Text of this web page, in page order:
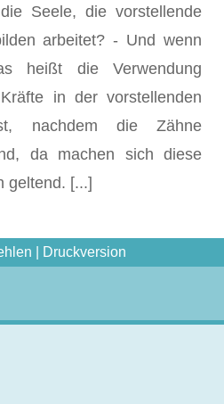
Seele, die vorstellende
arbeitet? - Und wenn
heißt die Verwendung
in der vorstellenden
nachdem die Zähne
da machen sich diese
geltend. [...]
Druckversion